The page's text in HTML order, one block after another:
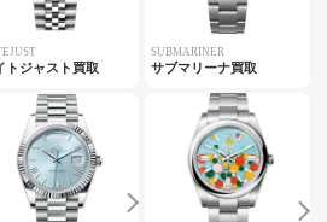
トジャスト買取
SUBMARINER
サブマリーナ買取